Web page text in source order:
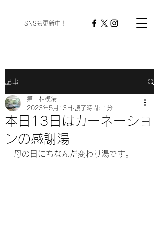
​ SNSも更新中！
記事
本日13日はカーネーショ
ンの感謝湯
第一相模湯
2023年5月13日 読了時間: 1分
母の日にちなんだ変わり湯です。